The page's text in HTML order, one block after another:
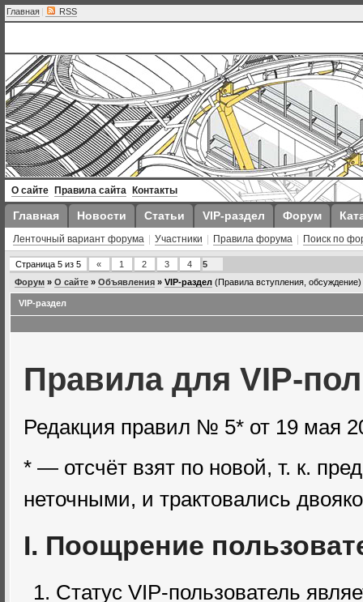
Главная | RSS
О сайте Правила сайта Контакты
Главная Новости Статьи VIP-раздел Форум
Ленточный вариант форума Участники Правила форума Поиск по
Страница 5 из 5 « 1 2 3 4
5
Форум » О сайте » Объявления » VIP-раздел (Правила вступления, обсуждение)
VIP-раздел
Правила для VIP-
Редакция правил № 5* от 19 мая
* — отсчёт взят по новой, т. к.
неточными, и трактовались
I. Поощрение
Статус VIP-пользователь